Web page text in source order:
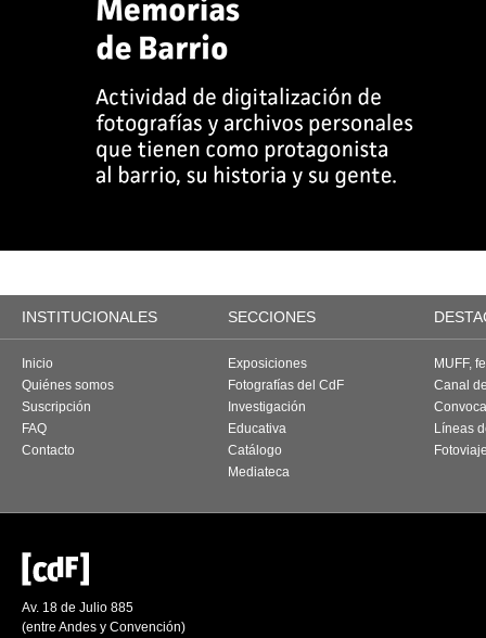
INSTITUCIONALES SECCIONES
Inicio
Quiénes somos
Suscripción
FAQ
Contacto
Exposiciones
Fotografías del CdF
Investigación
Educativa
Catálogo
Mediateca
MUFF,
Canal
Líneas
Av. 18 de Julio 885
(entre Andes y Convención)